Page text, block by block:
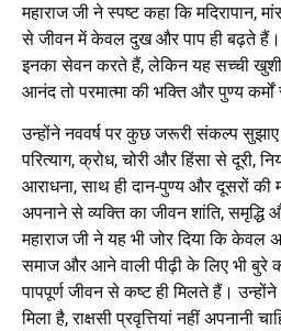
महाराज जी ने स्पष्ट कहा कि मदिरापान,
से जीवन में केवल दुख और पाप ही बढ़ते हैं।
इनका सेवन करते हैं, लेकिन यह सच्ची
आनंद तो परमात्मा की भक्ति और पुण्य कर्मों
उन्होंने नववर्ष पर कुछ जरूरी संकल्प
परित्याग, क्रोध, चोरी और हिंसा से दूरी,
आराधना, साथ ही दान-पुण्य और दूसरों
अपनाने से व्यक्ति का जीवन शांति,
महाराज जी ने यह भी जोर दिया कि केवल
समाज और आने वाली पीढ़ी के लिए भी बुरे
पापपूर्ण जीवन से कष्ट ही मिलते हैं।
मिला है, राक्षसी प्रवृत्तियां नहीं अपनानी